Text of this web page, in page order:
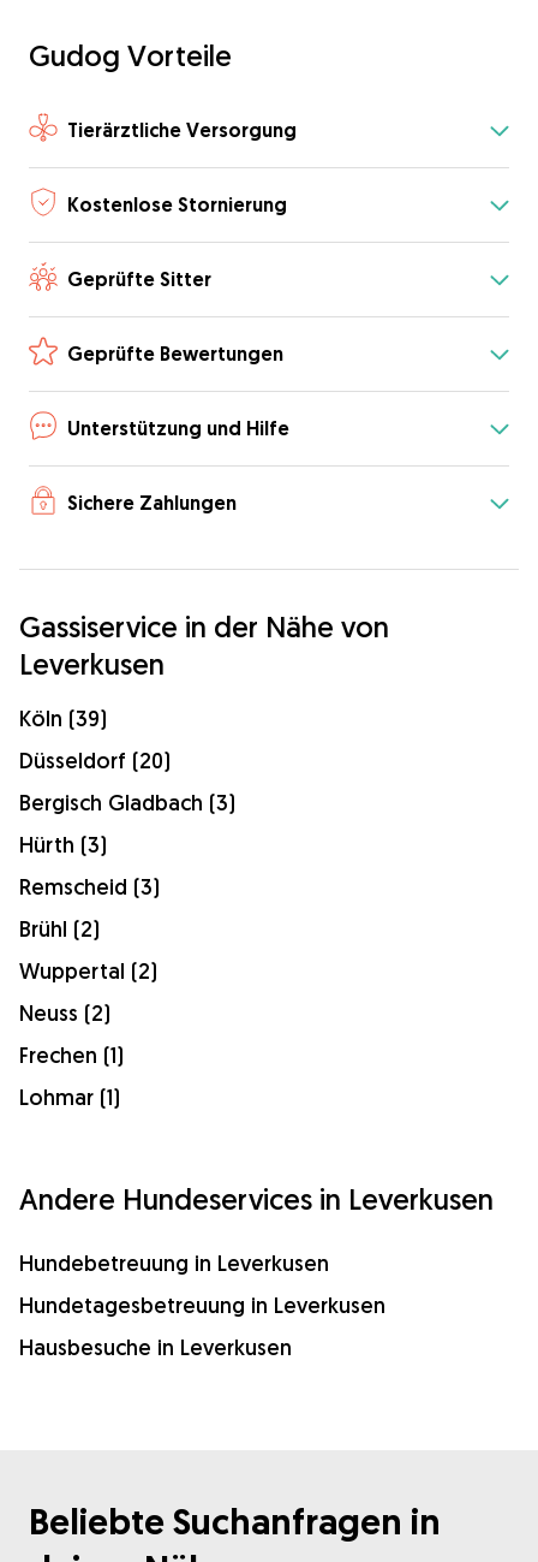
Gudog Vorteile
Tierärztliche Versorgung
Kostenlose Stornierung
Geprüfte Sitter
Geprüfte Bewertungen
Unterstützung und Hilfe
Sichere Zahlungen
Gassiservice in der Nähe von
Leverkusen
Köln (39)
Düsseldorf (20)
Bergisch Gladbach (3)
Hürth (3)
Remscheid (3)
Brühl (2)
Wuppertal (2)
Neuss (2)
Frechen (1)
Lohmar (1)
Andere Hundeservices in Leverkusen
Hundebetreuung in Leverkusen
Hundetagesbetreuung in Leverkusen
Hausbesuche in Leverkusen
Beliebte Suchanfragen in